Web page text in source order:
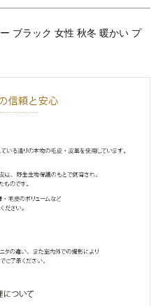
ブラック 女性 秋冬 暖かい プ